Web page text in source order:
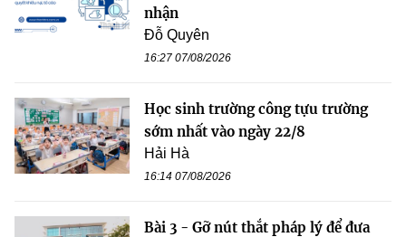
nhận
Đỗ Quyên
16:27 07/08/2026
Học sinh trường công tựu trường
sớm nhất vào ngày 22/8
Hải Hà
16:14 07/08/2026
Bài 3 - Gỡ nút thắt pháp lý để đưa